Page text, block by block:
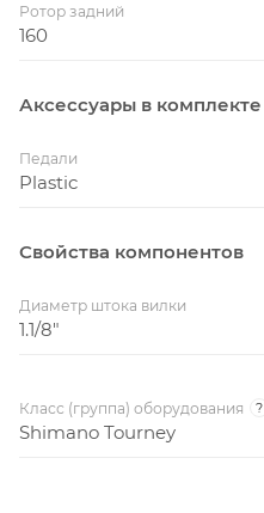
Ротор задний
160
Аксессуары в комплекте
Педали
Plastic
Свойства компонентов
Диаметр штока вилки
1.1/8"
Класс (группа) оборудования ?
Shimano Tourney